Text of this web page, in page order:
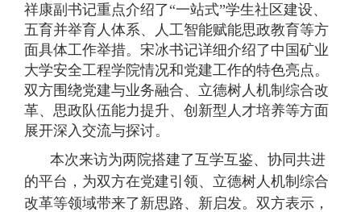
祥康副书记重点介绍了“一站式”学生社区建设、
五育并举育人体系、人工智能赋能思政教育等方
面具体工作举措。宋冰书记详细介绍了中国矿业
大学安全工程学院情况和党建工作的特色亮点。
双方围绕党建与业务融合、立德树人机制综合改
革、思政队伍能力提升、创新型人才培养等方面
展开深入交流与探讨。
本次来访为两院搭建了互学互鉴、协同共进
的平台，为双方在党建引领、立德树人机制综合
改革等领域带来了新思路、新启发。双方表示，